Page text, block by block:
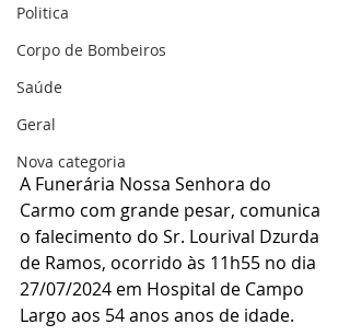
Politica
Corpo de Bombeiros
Saúde
Geral
Nova categoria
A Funerária Nossa Senhora do
Carmo com grande pesar, comunica
o falecimento do Sr. Lourival Dzurda
de Ramos, ocorrido às 11h55 no dia
27/07/2024 em Hospital de Campo
Largo aos 54 anos anos de idade.